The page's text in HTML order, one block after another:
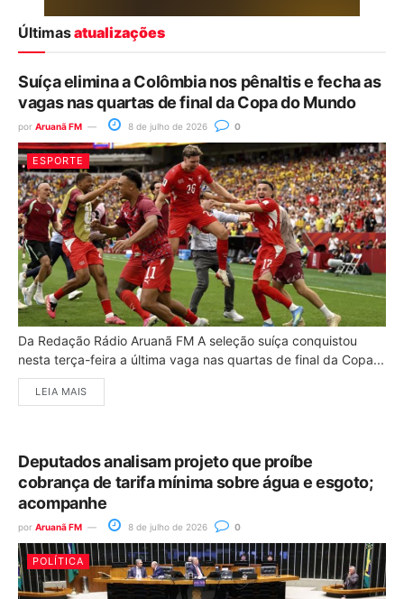
Últimasatualizações
Suíça elimina a Colômbia nos pênaltis e fecha as
vagas nas quartas de final da Copa do Mundo
por Aruanã FM 8 de julho de 2026 0
ESPORTE
Da Redação Rádio Aruanã FM A seleção suíça conquistou
nesta terça-feira a última vaga nas quartas de final da Copa...
LEIA MAIS
Deputados analisam projeto que proíbe
cobrança de tarifa mínima sobre água e esgoto;
acompanhe
por Aruanã FM 8 de julho de 2026 0
POLÍTICA